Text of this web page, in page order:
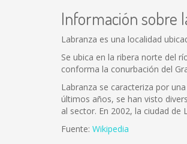
Información sobre
Labranza es una localidad
Se ubica en la ribera norte del
conforma la conurbación del
Labranza se caracteriza por
últimos años, se han visto
al sector. En 2002, la ciudad
Fuente: Wikipedia